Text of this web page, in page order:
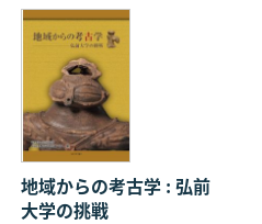
地域からの考古学 : 弘前
大学の挑戦